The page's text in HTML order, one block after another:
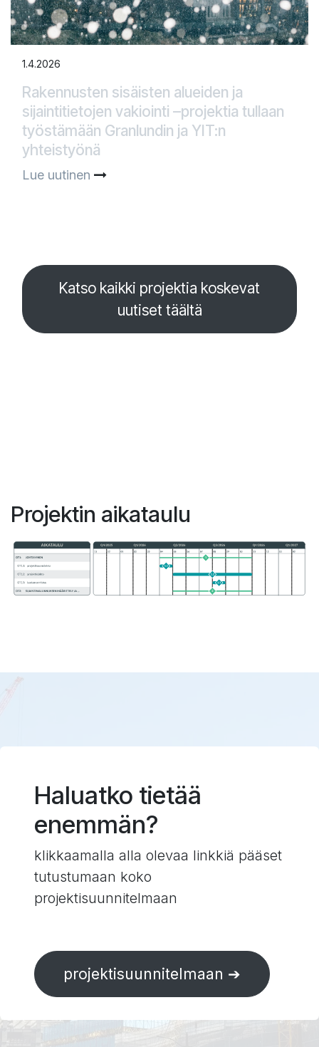
1.4.2026
Rakennusten sisäisten alueiden ja
sijaintitietojen vakiointi –projektia tullaan
työstämään Granlundin ja YIT:n
yhteistyönä​
Lue uutinen
Katso kaikki projektia koskevat
uutiset täältä
Projektin aikataulu
Haluatko tietää
enemmän?
klikkaamalla alla olevaa linkkiä pääset
tutustumaan koko
projektisuunnitelmaan
projektisuunnitelmaan ➔